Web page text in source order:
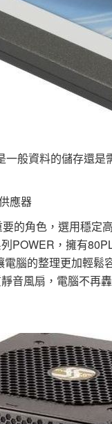
般資料的儲存還
應器
的角色，選用穩定
POWER，擁有
腦的整理更加輕
音風扇，電腦不再